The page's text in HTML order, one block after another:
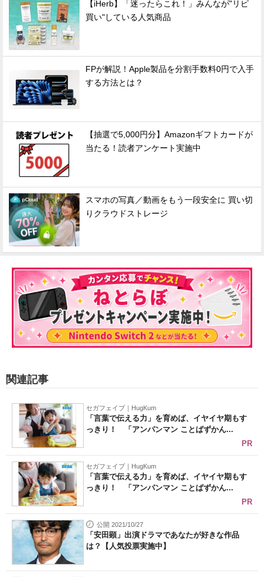
【iHerb】「迷ったらこれ！」みんなが"リピ
買い"している人気商品
FPが解説！Apple製品を分割手数料0円で入手
する方法とは？
【抽選で5,000円分】Amazonギフトカードが
当たる！読者アンケート実施中
スマホの写真／動画をもう一段安全に 買い切
りクラウドストレージ
関連記事
セガフェイブ｜HugKum
「言葉で伝える力」を育めば、イヤイヤ期もす
っきり！ 「アンパンマン ことばずかん...
PR
セガフェイブ｜HugKum
「言葉で伝える力」を育めば、イヤイヤ期もす
っきり！ 「アンパンマン ことばずかん...
PR
公開 2021/10/27
「安田顕」出演ドラマであなたが好きな作品
は？【人気投票実施中】